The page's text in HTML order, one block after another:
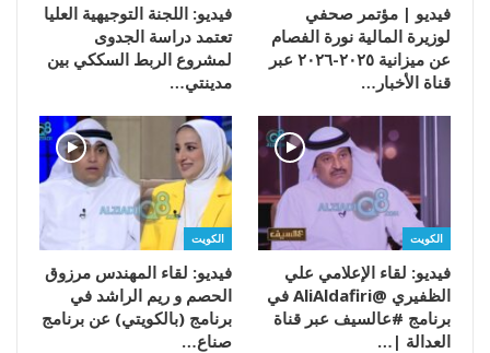
فيديو | مؤتمر صحفي
لوزيرة المالية نورة الفصام
عن ميزانية ٢٠٢٥-٢٠٢٦ عبر
قناة الأخبار…
فيديو: اللجنة التوجيهية العليا
تعتمد دراسة الجدوى
لمشروع الربط السككي بين
مدينتي…
الكويت
فيديو: لقاء الإعلامي علي
الظفيري @AliAldafiri في
برنامج #عالسيف عبر قناة
العدالة |…
الكويت
فيديو: لقاء المهندس مرزوق
الحصم و ريم الراشد في
برنامج (بالكويتي) عن برنامج
صناع…